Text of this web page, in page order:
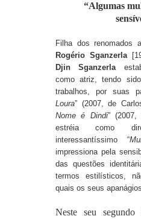
“Algumas
Filha dos renomados
Rogério Sganzerla
Djin Sganzerla
como atriz, tendo
trabalhos, por suas
Loura” (2007, de
Nome é Dindi” (2007,
estréia como
interessantíssimo “
impressiona pela
das questões
termos estilísticos,
quais os seus
Neste seu segundo